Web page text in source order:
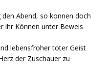
Abend, so können doch
ihr Können unter Beweis
lebensfroher toter Geist
der Zuschauer zu